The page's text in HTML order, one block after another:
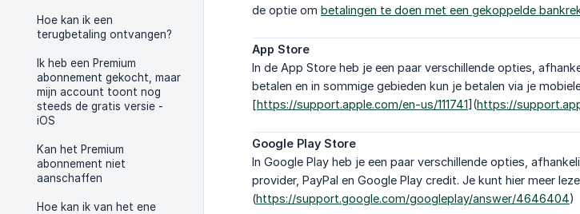
Hoe kan ik een
terugbetaling ontvangen?
Ik heb een Premium
abonnement gekocht, maar
mijn account toont nog
steeds de gratis versie -
iOS
Kan het Premium
abonnement niet
aanschaffen
Hoe kan ik van het ene
de optie om betalingen te doen met een gekoppelde
App Store
In de App Store heb je een paar verschillende opties,
betalen en in sommige gebieden kun je betalen via je
[https://support.apple.com/en-us/111741](https://
Google Play Store
In Google Play heb je een paar verschillende opties,
provider, PayPal en Google Play credit. Je kunt hier meer
(https://support.google.com/googleplay/answer/4646404)